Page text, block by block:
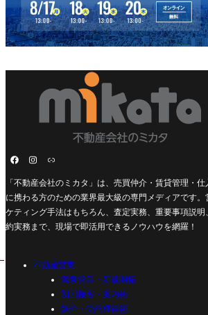
「不動産会社のミカタ」は、売買仲介・賃貸管理・
に携わる方のための業界最大級の専門メディアです
ケティング手法はもちろん、査定実務、重要事項説
約実務まで、現場で即活用できるノウハウを網羅！
不動産営業
源泉営業・新規開拓
初回接客・案内術
媒介・受託獲得術